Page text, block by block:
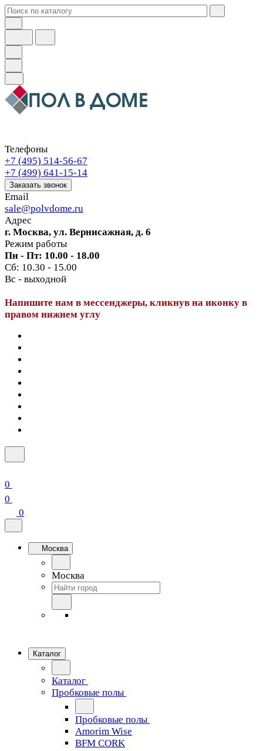
Телефоны
+7 (495) 514-56-67
+7 (499) 641-15-14
Заказать звонок
Email
sale@polvdome.ru
Адрес
г. Москва, ул. Вернисажная, д. 6
Режим работы
Пн - Пт: 10.00 - 18.00
Сб: 10.30 - 15.00
Вс - выходной
Напишите нам в мессенджеры, кликнув на иконку в
правом нижнем углу
0
0
0
Москва
Москва
Каталог
Каталог
Пробковые полы
Пробковые полы
Amorim Wise
BFM CORK